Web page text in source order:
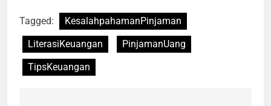
Tagged:
KesalahpahamanPinjaman
LiterasiKeuangan
PinjamanUang
TipsKeuangan